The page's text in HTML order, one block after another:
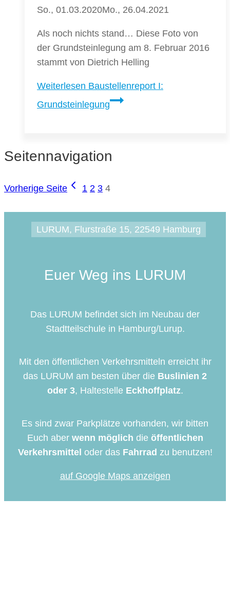
So., 01.03.2020Mo., 26.04.2021
Als noch nichts stand… Diese Foto von
der Grundsteinlegung am 8. Februar 2016
stammt von Dietrich Helling
Weiterlesen Baustellenreport I:
Grundsteinlegung
Seitennavigation
Vorherige Seite 1 2 3 4
LURUM, Flurstraße 15, 22549 Hamburg
Euer Weg ins LURUM
Das LURUM befindet sich im Neubau der
Stadtteilschule in Hamburg/Lurup.
Mit den öffentlichen Verkehrsmitteln erreicht ihr
das LURUM am besten über die Buslinien 2
oder 3, Haltestelle Eckhoffplatz.
Es sind zwar Parkplätze vorhanden, wir bitten
Euch aber wenn möglich die öffentlichen
Verkehrsmittel oder das Fahrrad zu benutzen!
auf Google Maps anzeigen